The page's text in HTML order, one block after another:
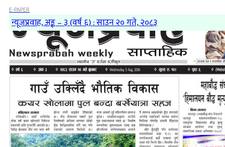
E-PAPER
न्यूजप्रवाह, अङ्क – ३ (वर्ष ६) : साउन २० गते, २०८३